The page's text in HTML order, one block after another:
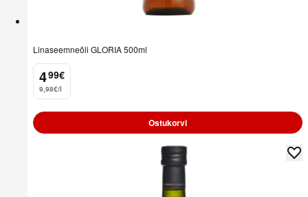
Linaseemneõli GLORIA 500ml
4
. 99€
9,98€/l
Ostukorvi